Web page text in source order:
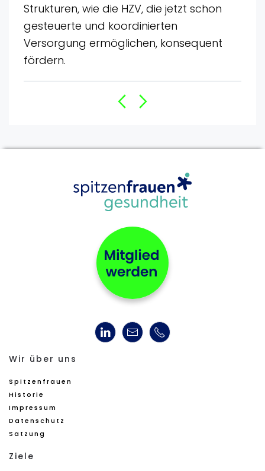
Strukturen, wie die HZV, die jetzt schon
gesteuerte und koordinierten
Versorgung ermöglichen, konsequent
fördern.
Wir über uns
Spitzenfrauen
Historie
Impressum
Datenschutz
Satzung
Ziele